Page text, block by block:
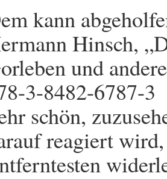
kann
Hinsch,
und
3-8482-6787-3
schön,
reagiert